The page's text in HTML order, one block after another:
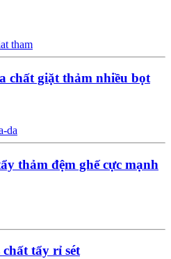
chất giặt thảm nhiều bọt
thảm đệm ghế cực mạnh
tẩy rỉ sét